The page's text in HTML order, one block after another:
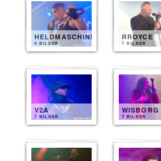
HELDMASCHINE
9 BILDER
RROYCE
7 BILDER
V2A
7 BILDER
WISBORG
7 BILDER